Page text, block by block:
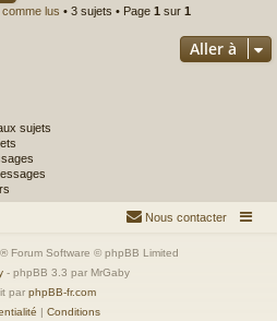
lus • 3 sujets • Page 1 sur 1
Aller à
sujets
Nous contacter
® Forum Software © phpBB Limited
- phpBB 3.3 par MrGaby
par phpBB-fr.com
| Conditions